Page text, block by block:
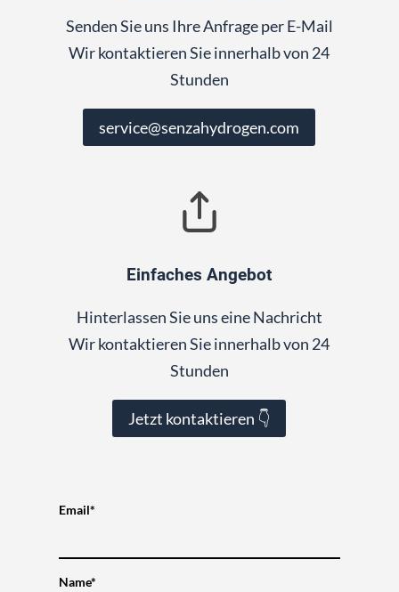
Senden Sie uns Ihre Anfrage per E-Mail
Wir kontaktieren Sie innerhalb von 24
Stunden
service@senzahydrogen.com
Einfaches Angebot
Hinterlassen Sie uns eine Nachricht
Wir kontaktieren Sie innerhalb von 24
Stunden
Jetzt kontaktieren 👇
Email*
Name*